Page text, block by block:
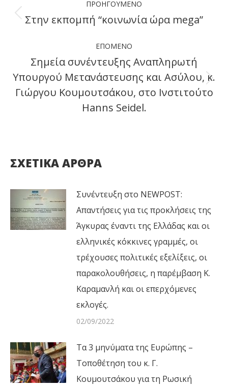
navigation
ΠΡΟΗΓΟΎΜΕΝΟ
Previous
Στην εκπομπή “κοινωνία ώρα mega”
ΕΠΌΜΕΝΟ
Next
Σημεία συνέντευξης Αναπληρωτή
Υπουργού Μετανάστευσης και Ασύλου, κ.
Γιώργου Κουμουτσάκου, στο Ινστιτούτο
Hanns Seidel.
ΣΧΕΤΙΚΑ ΑΡΘΡΑ
Συνέντευξη στο NEWPOST:
Απαντήσεις για τις προκλήσεις της
Άγκυρας έναντι της Ελλάδας και οι
ελληνικές κόκκινες γραμμές, οι
τρέχουσες πολιτικές εξελίξεις, οι
παρακολουθήσεις, η παρέμβαση Κ.
Καραμανλή και οι επερχόμενες
εκλογές.
02/09/2022
Τα 3 μηνύματα της Ευρώπης –
Τοποθέτηση του κ. Γ.
Κουμουτσάκου για τη Ρωσική